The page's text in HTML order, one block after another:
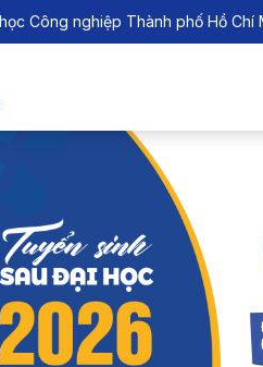
Công nghiệp Thành phố Hồ Chí